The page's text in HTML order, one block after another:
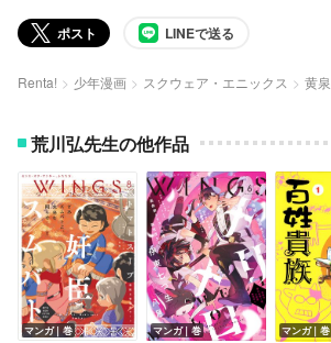
ポスト LINEで送る
Renta! 少年漫画 スクウェア・エニックス 黄
荒川弘先生の他作品
マンガ｜巻 マンガ｜巻 マンガ｜巻